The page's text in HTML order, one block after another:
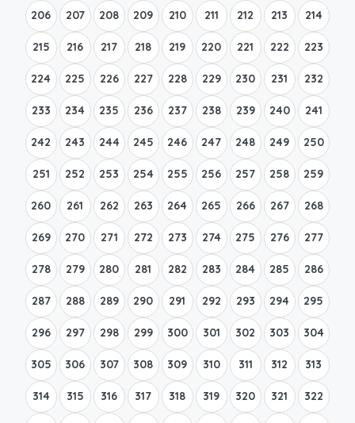
206 207 208 209 210 211 212 213 214
215 216 217 218 219 220 221 222 223
224 225 226 227 228 229 230 231 232
233 234 235 236 237 238 239 240 241
242 243 244 245 246 247 248 249 250
251 252 253 254 255 256 257 258 259
260 261 262 263 264 265 266 267 268
269 270 271 272 273 274 275 276 277
278 279 280 281 282 283 284 285 286
287 288 289 290 291 292 293 294 295
296 297 298 299 300 301 302 303 304
305 306 307 308 309 310 311 312 313
314 315 316 317 318 319 320 321 322